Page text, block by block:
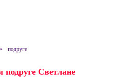
подруге
подруге Светлане